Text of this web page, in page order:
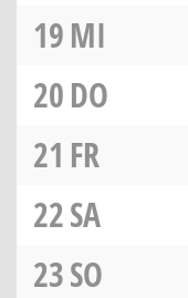
19MI
20DO
21 FR
22SA
23SO